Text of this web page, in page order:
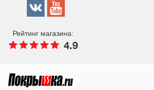
Рейтинг магазина:
4.9